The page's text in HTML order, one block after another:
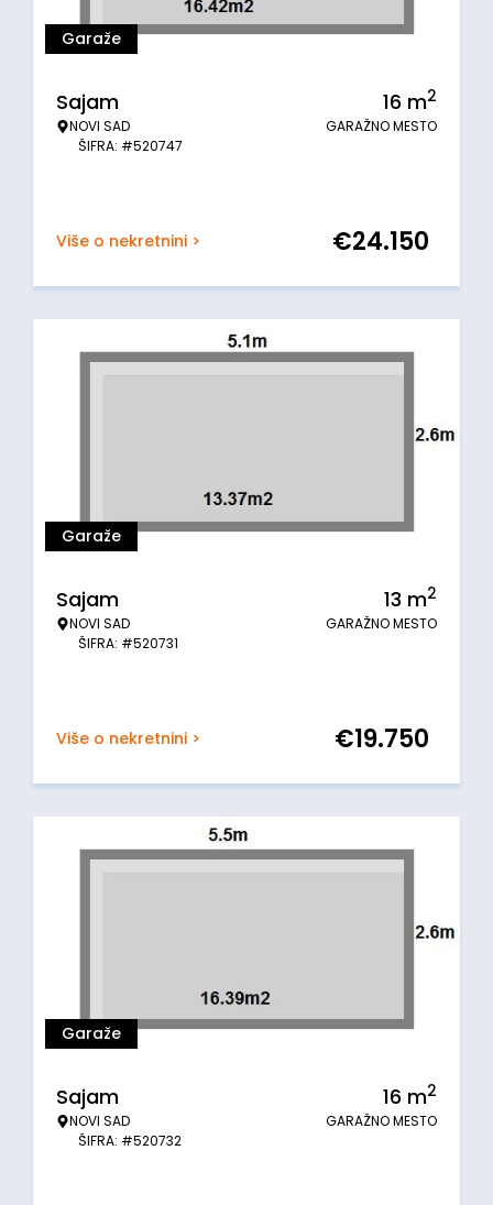
Garaže
Sajam
NOVI SAD
ŠIFRA: #520747
16 m2
GARAŽNO MESTO
Više o nekretnini > €24.150
Garaže
Sajam
NOVI SAD
ŠIFRA: #520731
13 m2
GARAŽNO MESTO
Više o nekretnini > €19.750
Garaže
Sajam
NOVI SAD
ŠIFRA: #520732
16 m2
GARAŽNO MESTO